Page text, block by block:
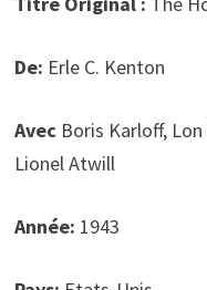
De: Erle C. Kenton
Avec Boris Karloff,
Lionel Atwill
Année: 1943